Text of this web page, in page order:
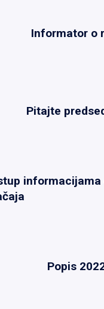
Informator o
Pitajte
informacijama
Popis